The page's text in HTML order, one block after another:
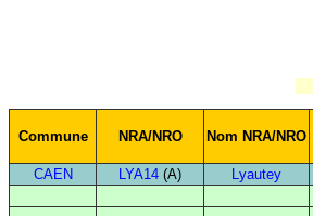
Commune NRA/NRO Nom NRA/NRO
CAEN
LYA14 (A) Lyautey